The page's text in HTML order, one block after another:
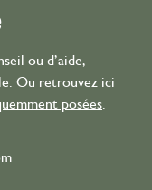
ou d’aide,
Ou retrouvez ici
posées.